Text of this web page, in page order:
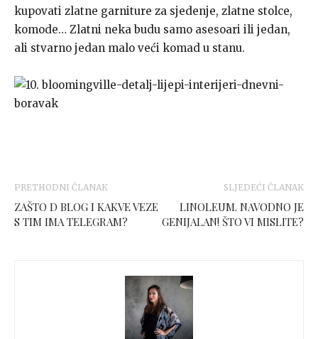
kupovati zlatne garniture za sjedenje, zlatne stolce,
komode… Zlatni neka budu samo asesoari ili jedan,
ali stvarno jedan malo veći komad u stanu.
PRETHODNI ČLANAK
ZAŠTO D BLOG I KAKVE VEZE
S TIM IMA TELEGRAM?
SLJEDEĆI ČLANAK
LINOLEUM. NAVODNO JE
GENIJALAN! ŠTO VI MISLITE?